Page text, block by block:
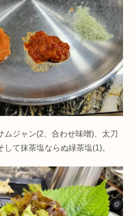
ムジャン(2、合わせ味噌)、太刀
て抹茶塩ならぬ緑茶塩(1)。